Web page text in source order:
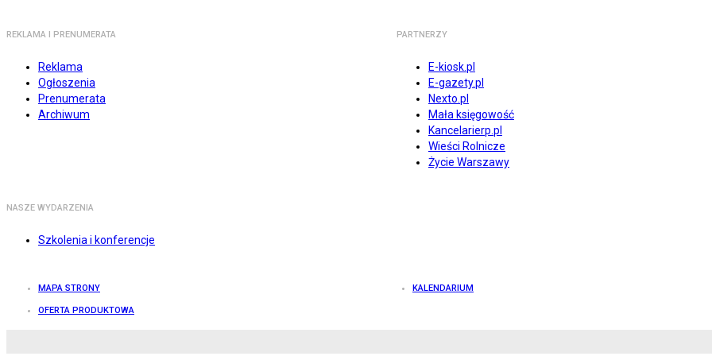
REKLAMA I PRENUMERATA
Reklama
Ogłoszenia
Prenumerata
Archiwum
PARTNERZY
E-kiosk.pl
E-gazety.pl
Nexto.pl
Mała księgowość
Kancelarierp.pl
Wieści Rolnicze
Życie Warszawy
NASZE WYDARZENIA
Szkolenia i konferencje
MAPA STRONY KALENDARIUM
OFERTA PRODUKTOWA